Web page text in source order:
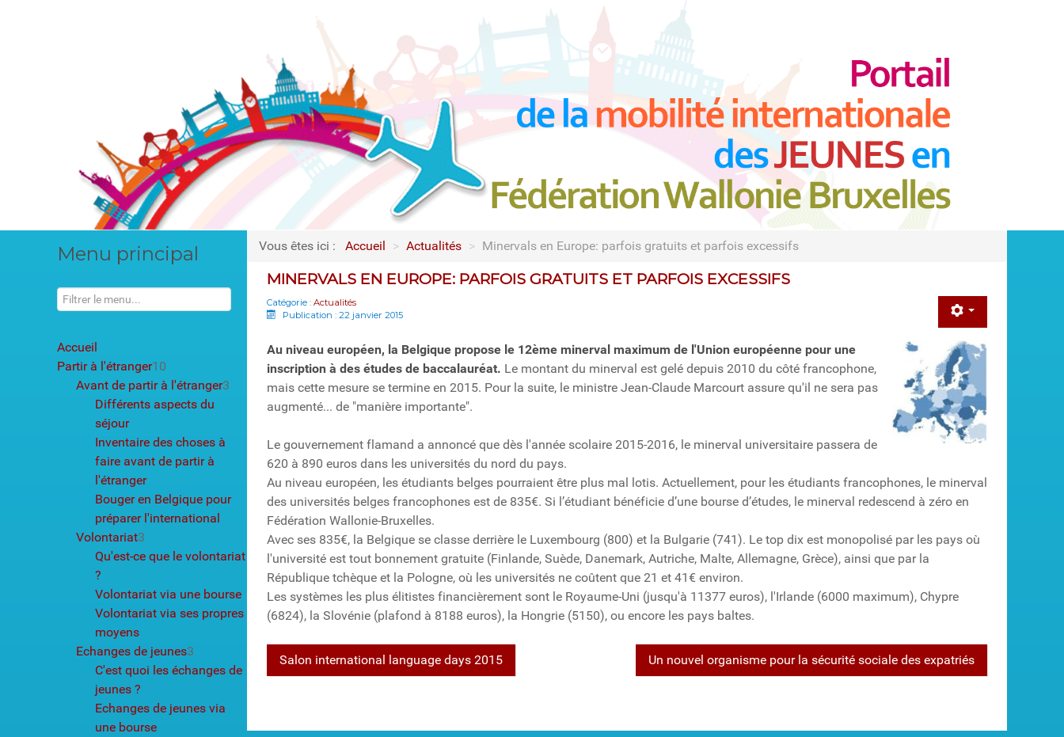
Menu principal
Accueil
Partir à l'étranger10
Avant de partir à l'étranger3
Différents aspects du
séjour
Inventaire des choses à
faire avant de partir à
l'étranger
Bouger en Belgique pour
préparer l'international
Volontariat3
Qu'est-ce que le volontariat
?
Volontariat via une bourse
Volontariat via ses propres
moyens
Echanges de jeunes3
C'est quoi les échanges de
jeunes ?
Echanges de jeunes via
une bourse
Vous êtes ici : Accueil > Actualités > Minervals en Europe: parfois gratuits et parfois excessifs
MINERVALS EN EUROPE: PARFOIS GRATUITS ET PARFOIS EXCESSIFS
Catégorie : Actualités
Publication : 22 janvier 2015
Au niveau européen, la Belgique propose le 12ème minerval maximum de l'Union européenne pour une
inscription à des études de baccalauréat. Le montant du minerval est gelé depuis 2010 du côté francophone,
mais cette mesure se termine en 2015. Pour la suite, le ministre Jean-Claude Marcourt assure qu'il ne sera pas
augmenté... de "manière importante".
Le gouvernement flamand a annoncé que dès l'année scolaire 2015-2016, le minerval universitaire passera de
620 à 890 euros dans les universités du nord du pays.
Au niveau européen, les étudiants belges pourraient être plus mal lotis. Actuellement, pour les étudiants francophones, le minerval
des universités belges francophones est de 835€. Si l’étudiant bénéficie d’une bourse d’études, le minerval redescend à zéro en
Fédération Wallonie-Bruxelles.
Avec ses 835€, la Belgique se classe derrière le Luxembourg (800) et la Bulgarie (741). Le top dix est monopolisé par les pays où
l'université est tout bonnement gratuite (Finlande, Suède, Danemark, Autriche, Malte, Allemagne, Grèce), ainsi que par la
République tchèque et la Pologne, où les universités ne coûtent que 21 et 41€ environ.
Les systèmes les plus élitistes financièrement sont le Royaume-Uni (jusqu'à 11377 euros), l'Irlande (6000 maximum), Chypre
(6824), la Slovénie (plafond à 8188 euros), la Hongrie (5150), ou encore les pays baltes.
Salon international language days 2015 Un nouvel organisme pour la sécurité sociale des expatriés